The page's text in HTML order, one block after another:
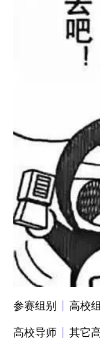
参赛组别 高校组
高校导师 其它